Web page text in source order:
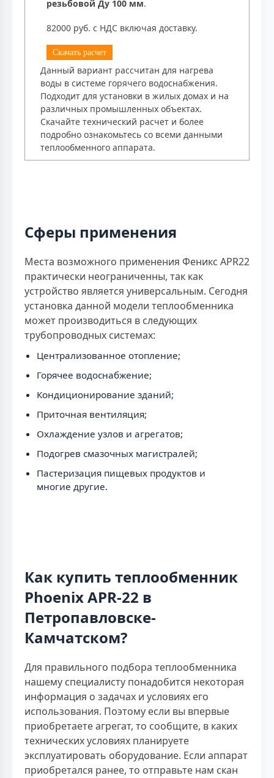
резьбовой Ду 100 мм.
82000 руб. с НДС включая доставку.
Скачать расчет
Данный вариант рассчитан для нагрева
воды в системе горячего водоснабжения.
Подходит для установки в жилых домах и на
различных промышленных объектах.
Скачайте технический расчет и более
подробно ознакомьтесь со всеми данными
теплообменного аппарата.
Сферы применения
Места возможного применения Феникс APR22
практически неограниченны, так как
устройство является универсальным. Сегодня
установка данной модели теплообменника
может производиться в следующих
трубопроводных системах:
Централизованное отопление;
Горячее водоснабжение;
Кондиционирование зданий;
Приточная вентиляция;
Охлаждение узлов и агрегатов;
Подогрев смазочных магистралей;
Пастеризация пищевых продуктов и
многие другие.
Как купить теплообменник
Phoenix APR-22 в
Петропавловске-
Камчатском?
Для правильного подбора теплообменника
нашему специалисту понадобится некоторая
информация о задачах и условиях его
использования. Поэтому если вы впервые
приобретаете агрегат, то сообщите, в каких
технических условиях планируете
эксплуатировать оборудование. Если аппарат
приобретался ранее, то отправьте нам скан